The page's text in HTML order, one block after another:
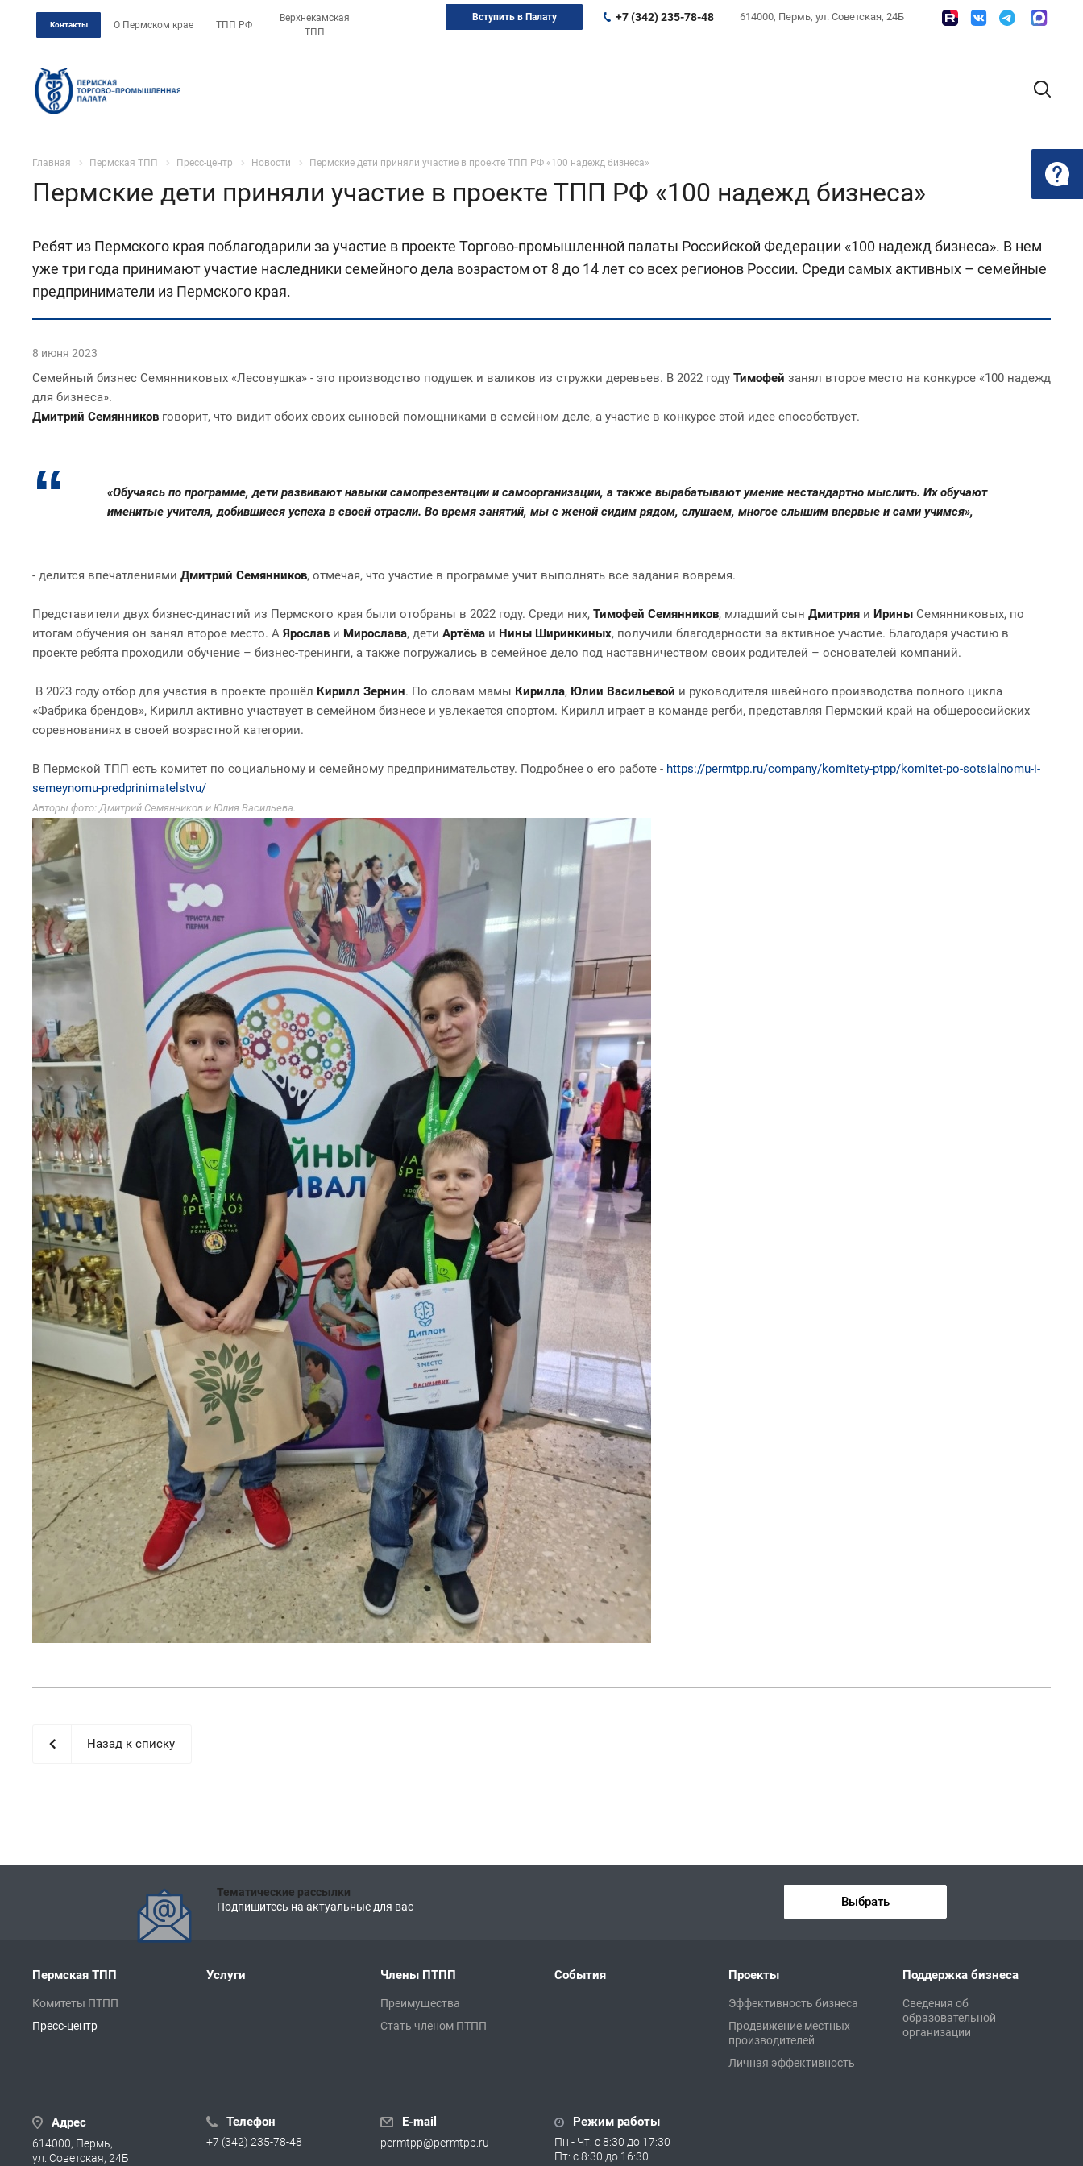
Контакты О Пермском крае ТПП РФ
Верхнекамская
ТПП
614000, Пермь, ул. Советская, 24Б
+7 (342) 235-78-48
Вступить в Палату
Главная Пермская ТПП Пресс-центр Новости Пермские дети приняли участие в проекте ТПП РФ «100 надежд бизнеса»
Пермские дети приняли участие в проекте ТПП РФ «100 надежд бизнеса»
Ребят из Пермского края поблагодарили за участие в проекте Торгово-промышленной палаты Российской Федерации «100 надежд бизнеса». В нем
уже три года принимают участие наследники семейного дела возрастом от 8 до 14 лет со всех регионов России. Среди самых активных – семейные
предприниматели из Пермского края.
8 июня 2023
Семейный бизнес Семянниковых «Лесовушка» - это производство подушек и валиков из стружки деревьев. В 2022 году Тимофей занял второе место на конкурсе «100 надежд
для бизнеса».
Дмитрий Семянников говорит, что видит обоих своих сыновей помощниками в семейном деле, а участие в конкурсе этой идее способствует.
«Обучаясь по программе, дети развивают навыки самопрезентации и самоорганизации, а также вырабатывают умение нестандартно мыслить. Их обучают
именитые учителя, добившиеся успеха в своей отрасли. Во время занятий, мы с женой сидим рядом, слушаем, многое слышим впервые и сами учимся»,
- делится впечатлениями Дмитрий Семянников, отмечая, что участие в программе учит выполнять все задания вовремя.
Представители двух бизнес-династий из Пермского края были отобраны в 2022 году. Среди них, Тимофей Семянников, младший сын Дмитрия и Ирины Семянниковых, по
итогам обучения он занял второе место. А Ярослав и Мирослава, дети Артёма и Нины Ширинкиных, получили благодарности за активное участие. Благодаря участию в
проекте ребята проходили обучение – бизнес-тренинги, а также погружались в семейное дело под наставничеством своих родителей – основателей компаний.
В 2023 году отбор для участия в проекте прошёл Кирилл Зернин. По словам мамы Кирилла, Юлии Васильевой и руководителя швейного производства полного цикла
«Фабрика брендов», Кирилл активно участвует в семейном бизнесе и увлекается спортом. Кирилл играет в команде регби, представляя Пермский край на общероссийских
соревнованиях в своей возрастной категории.
В Пермской ТПП есть комитет по социальному и семейному предпринимательству. Подробнее о его работе - https://permtpp.ru/company/komitety-ptpp/komitet-po-sotsialnomu-i-
semeynomu-predprinimatelstvu/
Авторы фото: Дмитрий Семянников и Юлия Васильева.
Назад к списку
Тематические рассылки
Подпишитесь на актуальные для вас
Выбрать
Пермская ТПП
Комитеты ПТПП
Пресс-центр
Услуги Члены ПТПП
Преимущества
Стать членом ПТПП
События Проекты
Эффективность бизнеса
Продвижение местных
производителей
Личная эффективность
Поддержка бизнеса
Сведения об
образовательной
организации
Адрес
614000, Пермь,
ул. Советская, 24Б
Телефон
+7 (342) 235-78-48
E-mail
permtpp@permtpp.ru
Режим работы
Пн - Чт: с 8:30 до 17:30
Пт: с 8:30 до 16:30